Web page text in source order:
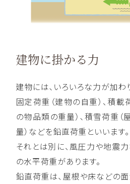
建物に掛かる力
建物には、いろいろな力が加わ
固定荷重（建物の自重）、積
の物品類の重量）、積雪荷重
量）などを鉛直荷重といいます。
それとは別に、風圧力や地震
の水平荷重があります。
鉛直荷重は、屋根や床などの